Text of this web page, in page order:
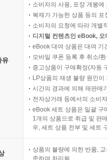
유
소비자의 사용, 포장 개봉
복제가 가능한 상품 등의
소비자의 요청에 따라 개별
디지털 컨텐츠인 eBook,
eBook 대여 상품은 대여 기
모바일 쿠폰 등록 후 취소/
중고상품이 구매확정(자동
LP상품의 재생 불량 원인
시간의 경과에 의해 재판매
전자상거래 등에서의 소비
eBook 세트 상품은 일괄 구
1개의 상품으로 취급 및 판
우, 세트 상품 전부 및 세트
상품의 불량에 의한 반품,
준하여 처리됨